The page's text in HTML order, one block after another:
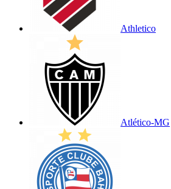
Athletico
Atlético-MG